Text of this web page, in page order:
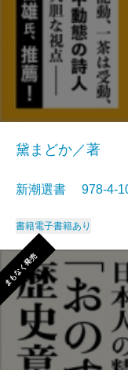
黛まどか／著
新潮選書 978-4-
書籍電子書籍あり
まもなく発売